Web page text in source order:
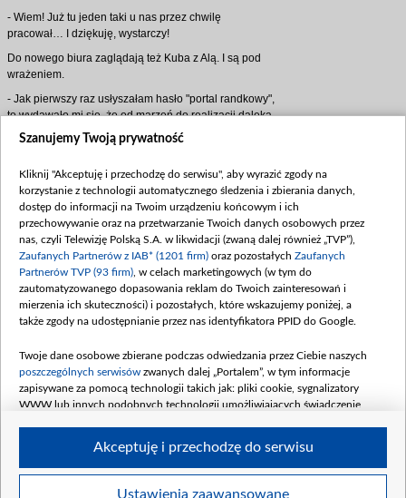
- Wiem! Już tu jeden taki u nas przez chwilę
pracował… I dziękuję, wystarczy!
Do nowego biura zaglądają też Kuba z Alą. I są pod
wrażeniem.
- Jak pierwszy raz usłyszałam hasło "portal randkowy",
to wydawało mi się, że od marzeń do realizacji daleka
droga… A teraz - proszę! - Ala, zachwycona, rozgląda
się po firmie.
A Mirka, słysząc komplementy, szybko odzyskuje
humor.
- Biuro to jeszcze nic! Zadowolony klient - to jest
dopiero frajda! I powód do dumy. Spójrz na naszego
Kubę. Dziś biegnie na pierwszą randkę.
Zainteresowało się nim kilka ładnych dziewczyn i
chłopak od razu odżył!
Kwiatkowska, z błyskiem w oku, spogląda na Ziobera…
A uśmiech Ali nagle gaśnie.
zajęty…
Jak dalej potoczą się losy Kuby, Ali i agencji "Teraz
miłość"? Odpowiedź już wkrótce - tylko na antenie TVP
Szanujemy Twoją prywatność
Kliknij "Akceptuję i przechodzę do serwisu", aby wyrazić zgody na
korzystanie z technologii automatycznego śledzenia i zbierania danych,
dostęp do informacji na Twoim urządzeniu końcowym i ich
przechowywanie oraz na przetwarzanie Twoich danych osobowych przez
nas, czyli Telewizję Polską S.A. w likwidacji (zwaną dalej również „TVP”),
Zaufanych Partnerów z IAB* (1201 firm) oraz pozostałych Zaufanych
Partnerów TVP (93 firm) , w celach marketingowych (w tym do
zautomatyzowanego dopasowania reklam do Twoich zainteresowań i
mierzenia ich skuteczności) i pozostałych, które wskazujemy poniżej, a
także zgody na udostępnianie przez nas identyfikatora PPID do Google.
Twoje dane osobowe zbierane podczas odwiedzania przez Ciebie naszych
poszczególnych serwisów zwanych dalej „Portalem”, w tym informacje
zapisywane za pomocą technologii takich jak: pliki cookie, sygnalizatory
WWW lub innych podobnych technologii umożliwiających świadczenie
Twoje dane osobowe zbierane podczas odwiedzania przez Ciebie
Ustawienia zaawansowane
Akceptuję i przechodzę do serwisu